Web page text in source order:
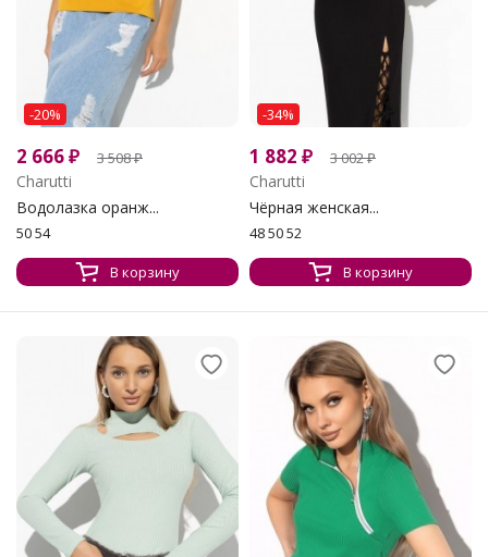
-20%
2 666₽ 3 508₽
Charutti
Водолазка оранж...
50 54
В корзину
-34%
1 882 ₽ 3 002₽
Charutti
Чёрная женская...
48 50 52
В корзину